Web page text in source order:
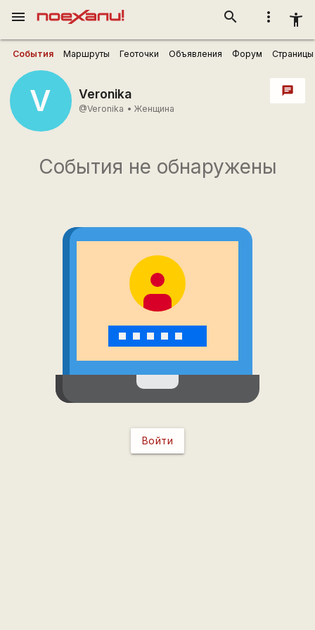
more_vert accessibility_new
search
menu
События Маршруты Геоточки Объявления Форум Страницы
V Veronika
@Veronika • Женщина
chat
События не обнаружены
Войти